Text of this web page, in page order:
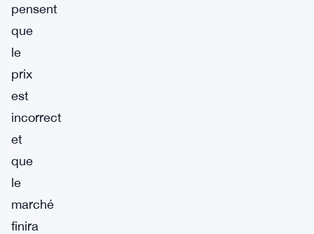
pensent
que
le
prix
est
incorrect
et
que
le
marché
finira